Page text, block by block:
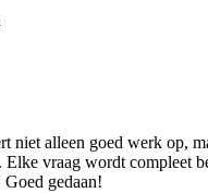
niet alleen goed werk op,
vraag wordt compleet
gedaan!